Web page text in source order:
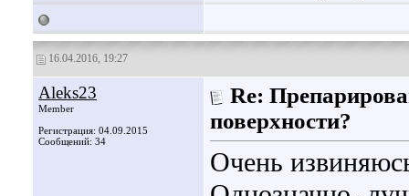
16.04.2016, 19:27
Aleks23
Member
Регистрация: 04.09.2015
Сообщений: 34
Re:
поверхности?
Очень